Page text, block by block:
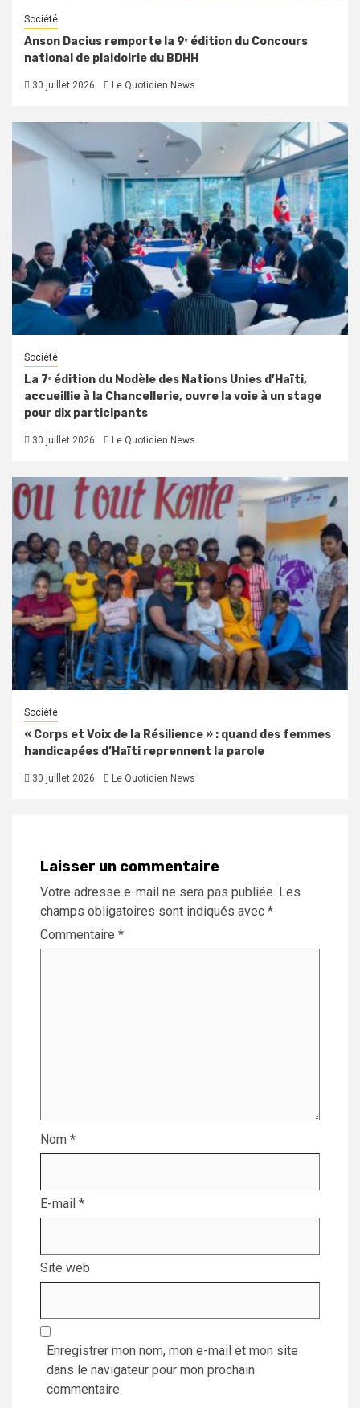
Société
Anson Dacius remporte la 9ᵉ édition du Concours
national de plaidoirie du BDHH
30 juillet 2026 Le Quotidien News
Société
La 7ᵉ édition du Modèle des Nations Unies d’Haïti,
accueillie à la Chancellerie, ouvre la voie à un stage
pour dix participants
30 juillet 2026 Le Quotidien News
Société
« Corps et Voix de la Résilience » : quand des femmes
handicapées d’Haïti reprennent la parole
30 juillet 2026 Le Quotidien News
Laisser un commentaire
Votre adresse e-mail ne sera pas publiée. Les
champs obligatoires sont indiqués avec *
Commentaire *
Nom *
E-mail *
Site web
Enregistrer mon nom, mon e-mail et mon site
dans le navigateur pour mon prochain
commentaire.